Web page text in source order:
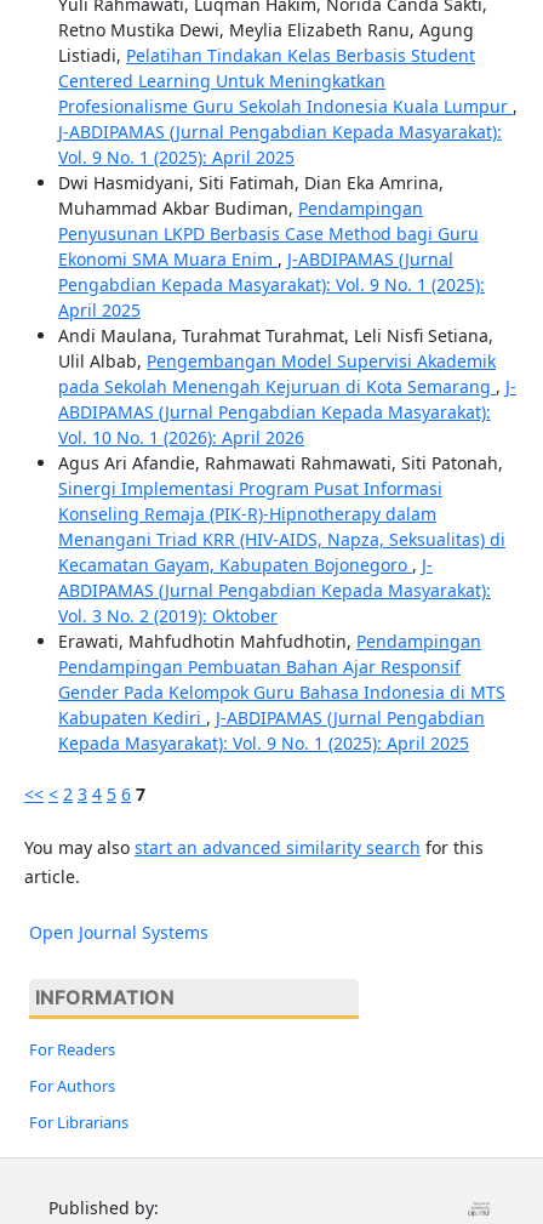
Retno Mustika Dewi, Meylia Elizabeth Ranu, Agung
Listiadi, Pelatihan Tindakan Kelas Berbasis Student
Centered Learning Untuk Meningkatkan
Profesionalisme Guru Sekolah Indonesia Kuala Lumpur ,
J-ABDIPAMAS (Jurnal Pengabdian Kepada Masyarakat):
Vol. 9 No. 1 (2025): April 2025
Dwi Hasmidyani, Siti Fatimah, Dian Eka Amrina,
Muhammad Akbar Budiman, Pendampingan
Penyusunan LKPD Berbasis Case Method bagi Guru
Ekonomi SMA Muara Enim , J-ABDIPAMAS (Jurnal
Pengabdian Kepada Masyarakat): Vol. 9 No. 1 (2025):
April 2025
Andi Maulana, Turahmat Turahmat, Leli Nisfi Setiana,
Ulil Albab, Pengembangan Model Supervisi Akademik
pada Sekolah Menengah Kejuruan di Kota Semarang , J-
ABDIPAMAS (Jurnal Pengabdian Kepada Masyarakat):
Vol. 10 No. 1 (2026): April 2026
Agus Ari Afandie, Rahmawati Rahmawati, Siti Patonah,
Sinergi Implementasi Program Pusat Informasi
Konseling Remaja (PIK-R)-Hipnotherapy dalam
Menangani Triad KRR (HIV-AIDS, Napza, Seksualitas) di
Kecamatan Gayam, Kabupaten Bojonegoro , J-
ABDIPAMAS (Jurnal Pengabdian Kepada Masyarakat):
Vol. 3 No. 2 (2019): Oktober
Erawati, Mahfudhotin Mahfudhotin, Pendampingan
Pendampingan Pembuatan Bahan Ajar Responsif
Gender Pada Kelompok Guru Bahasa Indonesia di MTS
Kabupaten Kediri , J-ABDIPAMAS (Jurnal Pengabdian
Kepada Masyarakat): Vol. 9 No. 1 (2025): April 2025
<< < 2 3 4 5 6 7
You may also start an advanced similarity search for this
article.
Open Journal Systems
INFORMATION
For Readers
For Authors
For Librarians
Published by: